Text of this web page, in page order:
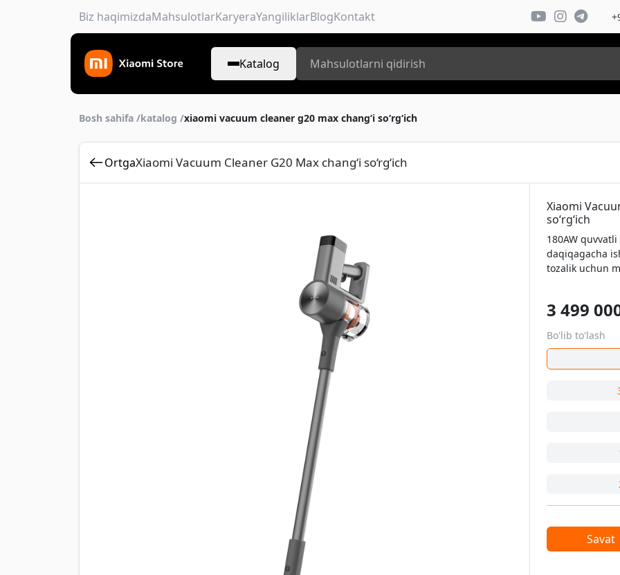
Biz haqimizdaMahsulotlarKaryeraYangiliklarBlogKontakt
Katalog
Bosh sahifa /katalog /xiaomi vacuum cleaner g20 max chang‘i so‘rg‘ich
OrtgaXiaomi Vacuum Cleaner G20 Max chang‘i so‘rg‘ich
Xiaomi
so‘rg‘ich
180AW
daqiqagacha
tozalik uchun
3 499
Bo'lib to'lash
Savat